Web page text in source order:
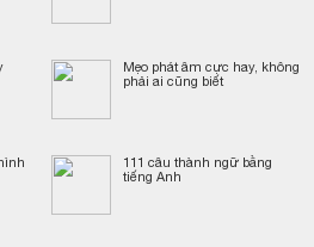
Mẹo phát âm cực hay, không
phải ai cũng biết
111 câu thành ngữ bằng
tiếng Anh